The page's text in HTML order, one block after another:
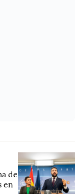
de
en